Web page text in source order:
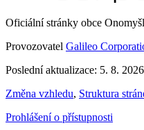
Oficiální stránky obce
Provozovatel Galileo
Poslední aktualizace: 5. 8. 2026
Změna vzhledu, Struktura
Prohlášení o přístupnosti